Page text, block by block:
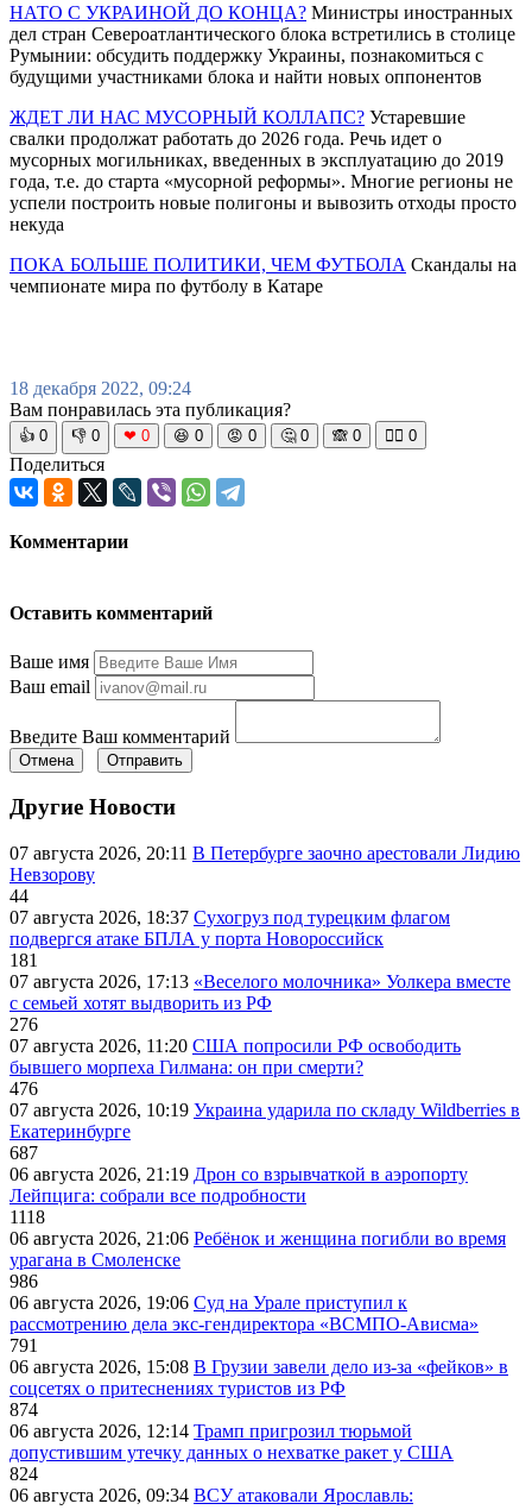
НАТО С УКРАИНОЙ ДО КОНЦА? Министры иностранных
дел стран Североатлантического блока встретились в столице
Румынии: обсудить поддержку Украины, познакомиться с
будущими участниками блока и найти новых оппонентов
ЖДЕТ ЛИ НАС МУСОРНЫЙ КОЛЛАПС? Устаревшие
свалки продолжат работать до 2026 года. Речь идет о
мусорных могильниках, введенных в эксплуатацию до 2019
года, т.е. до старта «мусорной реформы». Многие регионы не
успели построить новые полигоны и вывозить отходы просто
некуда
ПОКА БОЛЬШЕ ПОЛИТИКИ, ЧЕМ ФУТБОЛА Скандалы на
чемпионате мира по футболу в Катаре
18 декабря 2022, 09:24
Вам понравилась эта публикация?
👍 0 👎 0 ❤ 0 😆 0 😡 0 🤔 0 🙈 0 🧘‍♀️ 0
Поделиться
Комментарии
Оставить комментарий
Ваше имя
Ваш email
Введите Ваш комментарий
Отмена Отправить
Другие Новости
07 августа 2026, 20:11 В Петербурге заочно арестовали Лидию
Невзорову
44
07 августа 2026, 18:37 Сухогруз под турецким флагом
подвергся атаке БПЛА у порта Новороссийск
181
07 августа 2026, 17:13 «Веселого молочника» Уолкера вместе
с семьей хотят выдворить из РФ
276
07 августа 2026, 11:20 США попросили РФ освободить
бывшего морпеха Гилмана: он при смерти?
476
07 августа 2026, 10:19 Украина ударила по складу Wildberries в
Екатеринбурге
687
06 августа 2026, 21:19 Дрон со взрывчаткой в аэропорту
Лейпцига: собрали все подробности
1118
06 августа 2026, 21:06 Ребёнок и женщина погибли во время
урагана в Смоленске
986
06 августа 2026, 19:06 Суд на Урале приступил к
рассмотрению дела экс-гендиректора «ВСМПО-Ависма»
791
06 августа 2026, 15:08 В Грузии завели дело из-за «фейков» в
соцсетях о притеснениях туристов из РФ
874
06 августа 2026, 12:14 Трамп пригрозил тюрьмой
допустившим утечку данных о нехватке ракет у США
824
06 августа 2026, 09:34 ВСУ атаковали Ярославль: